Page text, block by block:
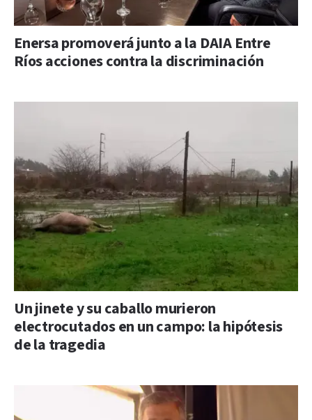
Enersa promoverá junto a la DAIA Entre
Ríos acciones contra la discriminación
Un jinete y su caballo murieron
electrocutados en un campo: la hipótesis
de la tragedia